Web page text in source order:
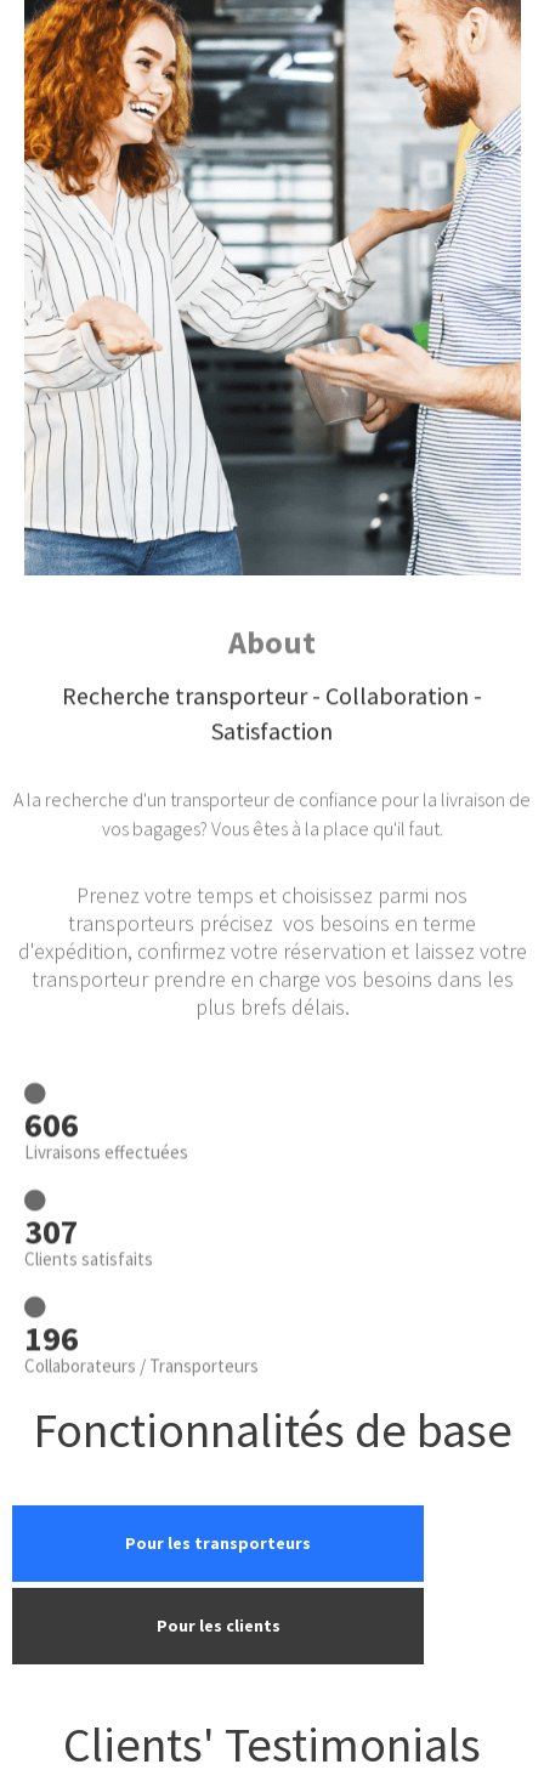
About
Recherche transporteur - Collaboration -
Satisfaction
A la recherche d'un transporteur de confiance pour la livraison de
vos bagages? Vous êtes à la place qu'il faut.
Prenez votre temps et choisissez parmi nos
transporteurs précisez vos besoins en terme
d'expédition, confirmez votre réservation et laissez votre
transporteur prendre en charge vos besoins dans les
plus brefs délais.
776
Livraisons effectuées
393
Clients satisfaits
251
Collaborateurs / Transporteurs
Fonctionnalités de base
Pour les transporteurs
Pour les clients
Clients' Testimonials